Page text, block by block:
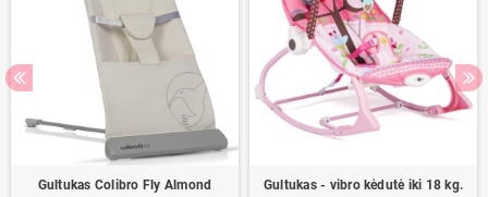
Gultukas Colibro Fly Almond
Gultukas - vibro kėdutė iki 18 kg.